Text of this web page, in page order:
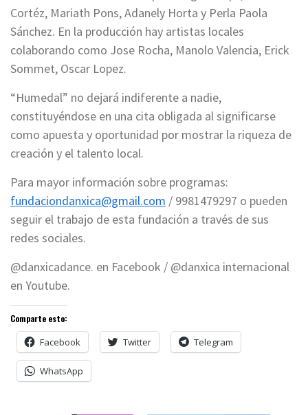
Cortéz, Mariath Pons, Adanely Horta y Perla Paola
Sánchez. En la producción hay artistas locales
colaborando como Jose Rocha, Manolo Valencia, Erick
Sommet, Oscar Lopez.
“Humedal” no dejará indiferente a nadie,
constituyéndose en una cita obligada al significarse
como apuesta y oportunidad por mostrar la riqueza de
creación y el talento local.
Para mayor información sobre programas:
fundaciondanxica@gmail.com / 9981479297 o pueden
seguir el trabajo de esta fundación a través de sus
redes sociales.
@danxicadance. en Facebook / @danxica internacional
en Youtube.
Comparte esto:
Facebook Twitter Telegram
WhatsApp